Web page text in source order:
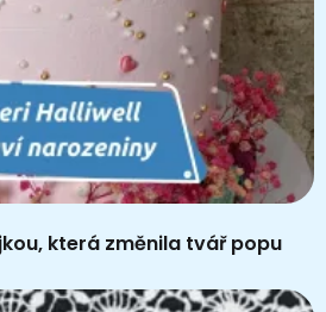
která změnila tvář popu